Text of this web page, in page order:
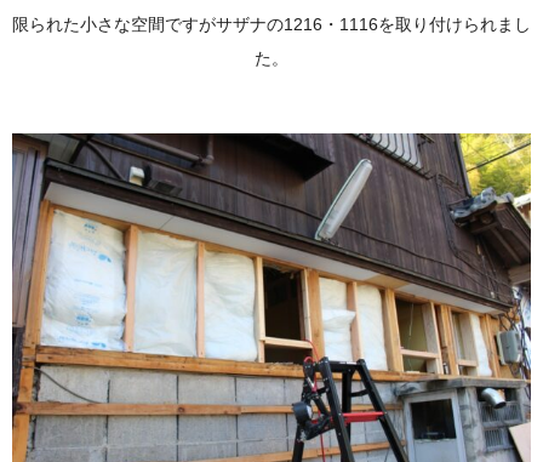
限られた小さな空間ですがサザナの1216・1116を取り付けられまし
た。